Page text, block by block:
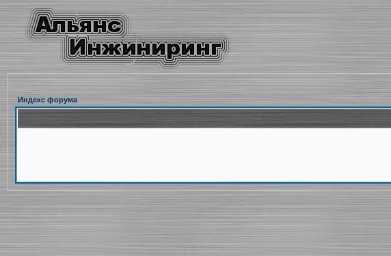
Индекс форума